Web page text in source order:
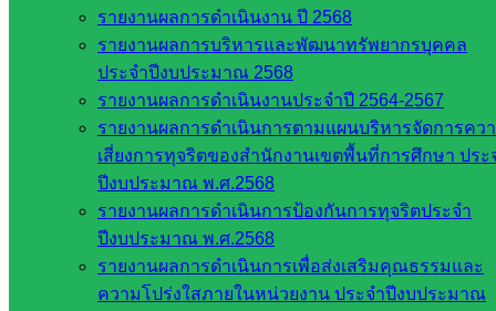
รายงานผลการดำเนินงาน ปี 2568
รายงานผลการบริหารและพัฒนาทรัพยากรบุคคล
ประจำปีงบประมาณ 2568
รายงานผลการดำเนินงานประจำปี 2564-2567
รายงานผลการดำเนินการตามแผนบริหารจัดการคว
เสี่ยงการทุจริตของสำนักงานเขตพื้นที่การศึกษา ประ
ปีงบประมาณ พ.ศ.2568
รายงานผลการดำเนินการป้องกันการทุจริตประจำ
ปีงบประมาณ พ.ศ.2568
รายงานผลการดำเนินการเพื่อส่งเสริมคุณธรรมและ
ความโปร่งใสภายในหน่วยงาน ประจำปีงบประมาณ
ประเทศไทย
สพม. ใน